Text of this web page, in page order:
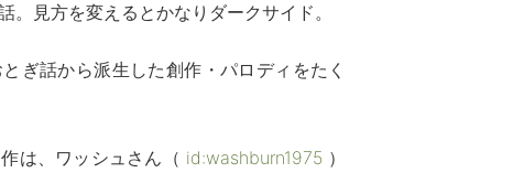
。見方を変えるとかなりダークサイド。
ぎ話から派生した創作・パロディをたく
は、ワッシュさん（ id:washburn1975 ）